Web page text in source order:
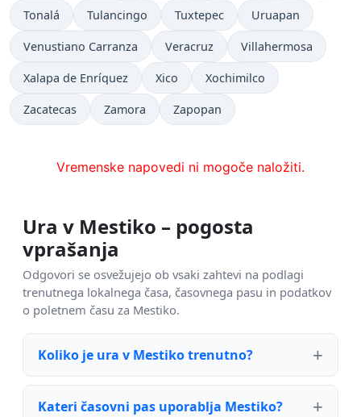
Tonalá Tulancingo Tuxtepec Uruapan
Venustiano Carranza Veracruz Villahermosa
Xalapa de Enríquez Xico Xochimilco
Zacatecas Zamora Zapopan
Vremenske napovedi ni mogoče naložiti.
Ura v Mestiko – pogosta
vprašanja
Odgovori se osvežujejo ob vsaki zahtevi na podlagi
trenutnega lokalnega časa, časovnega pasu in podatkov
o poletnem času za Mestiko.
Koliko je ura v Mestiko trenutno?
Kateri časovni pas uporablja Mestiko?